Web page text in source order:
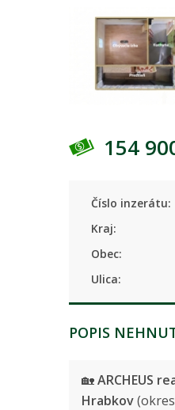
154
Číslo inzerátu:
Kraj:
Obec:
Ulica:
POPIS
🏡ARCHEUS
Hrabkov